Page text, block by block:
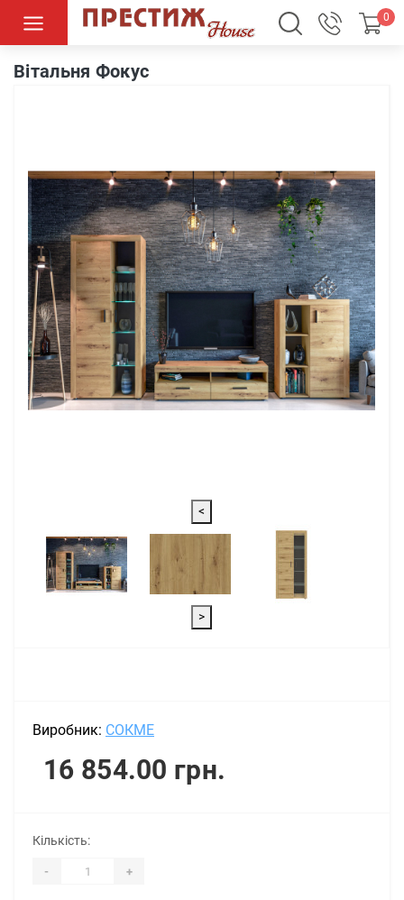
0
Вітальня Фокус
Вітальня Фокус
<
>
Виробник: СОКМЕ
16 854.00 грн.
Кількість:
- +